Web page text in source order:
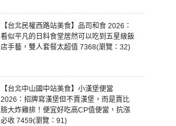
【台北民權西路站美食】品司和食 2026：
看似平凡的日料食堂居然可以吃到五星級飯
店手藝，雙人套餐太超值 7368(瀏覽：32)
【台北中山國中站美食】小漢堡便當
2026：招牌寫漢堡但不賣漢堡，而是賣比
臉大炸雞排！便宜好吃高CP值便當，抗漲
必收 7459(瀏覽：91)